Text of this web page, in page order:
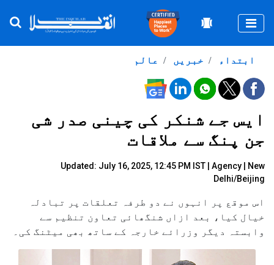
عالم خبریں ابتداء
ایس جے شنکر کی چینی صدر شی
جن پنگ سے ملاقات
Updated: July 16, 2025, 12:45 PM IST | Agency
| New
Delhi/Beijing
اس موقع پر انہوں نے دو طرفہ تعلقات پر تبادلہ
خیال کیا، بعد ازاں شنگھائی تعاون تنظیم سے
وابستہ دیگر وزرائے خارجہ کے ساتھ بھی میٹنگ کی۔